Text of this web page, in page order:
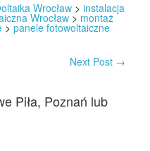
Wrocław > instalacja
Wrocław > montaż
> panele fotowoltaiczne
Next Post →
Piła, Poznań lub